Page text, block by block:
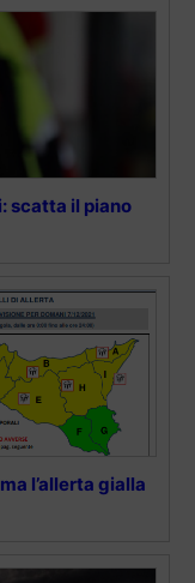
scatta il piano
l’allerta gialla